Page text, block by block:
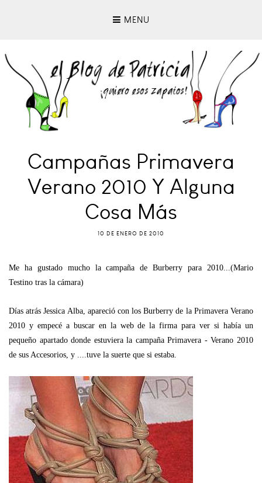
MENU
Campañas Primavera
Verano 2010 Y Alguna
Cosa Más
10 DE ENERO DE 2010
Me ha gustado mucho la campaña de Burberry para 2010...(Mario
Testino tras la cámara)
Días atrás Jessica Alba, apareció con los Burberry de la Primavera Verano
2010 y empecé a buscar en la web de la firma para ver si había un
pequeño apartado donde estuviera la campaña Primavera - Verano 2010
de sus Accesorios, y ....tuve la suerte que si estaba.